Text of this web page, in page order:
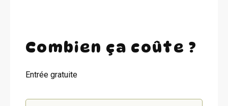
Combien ça coûte ?
Entrée gratuite